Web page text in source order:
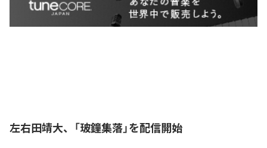
左右田靖大、「玻鐘集落」を配信開始